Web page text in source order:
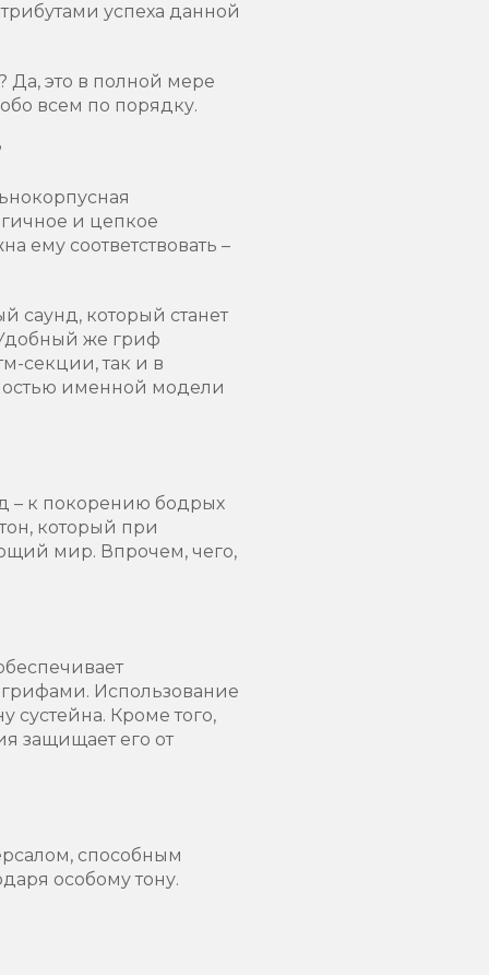
успеха данной
Да, это в полной мере
всем по порядку.
и цепкое
ему соответствовать –
саунд, который станет
же гриф
секции, так и в
именной модели
– к покорению бодрых
который при
мир. Впрочем, чего,
Использование
сустейна. Кроме того,
защищает его от
способным
особому тону.